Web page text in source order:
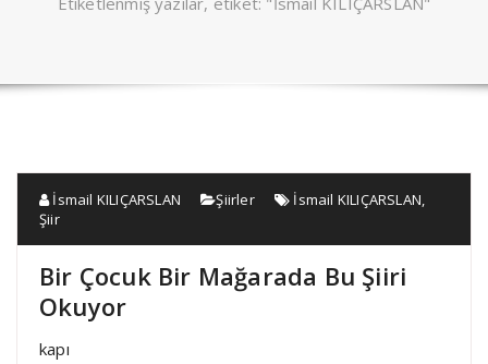
İsmail KILIÇARSLAN Şiirler İsmail KILIÇARSLAN,
Şiir
Bir Çocuk Bir Mağarada Bu Şiiri
Okuyor
kapı